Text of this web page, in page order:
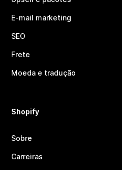
E-mail marketing
SEO
Frete
Moeda e tradução
Shopify
Sobre
Carreiras